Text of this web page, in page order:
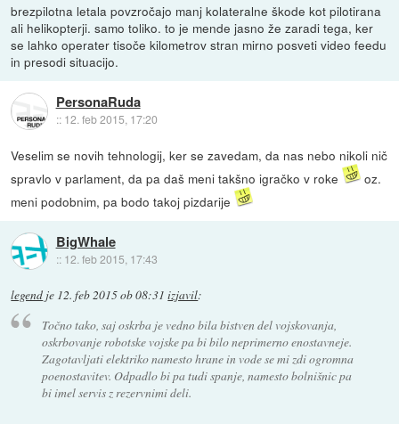
brezpilotna letala povzročajo manj kolateralne škode kot pilotirana
ali helikopterji. samo toliko. to je mende jasno že zaradi tega, ker
se lahko operater tisoče kilometrov stran mirno posveti video feedu
in presodi situacijo.
PersonaRuda
:: 12. feb 2015, 17:20
Veselim se novih tehnologij, ker se zavedam, da nas nebo nikoli nič
spravlo v parlament, da pa daš meni takšno igračko v roke
oz.
meni podobnim, pa bodo takoj pizdarije
BigWhale
:: 12. feb 2015, 17:43
legend je 12. feb 2015 ob 08:31 izjavil:
Točno tako, saj oskrba je vedno bila bistven del vojskovanja,
oskrbovanje robotske vojske pa bi bilo neprimerno enostavneje.
Zagotavljati elektriko namesto hrane in vode se mi zdi ogromna
poenostavitev. Odpadlo bi pa tudi spanje, namesto bolnišnic pa
bi imel servis z rezervnimi deli.